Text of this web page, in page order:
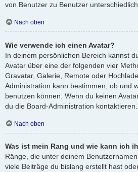
von Benutzer zu Benutzer unterschiedlich
Nach oben
Wie verwende ich einen Avatar?
In deinem persönlichen Bereich kannst
Avatar über eine der folgenden vier
Gravatar, Galerie, Remote oder
Administration kann bestimmen, ob und
benutzen können. Wenn du keinen
du die Board-Administration kontaktieren.
Nach oben
Was ist mein Rang und wie kann ich
Ränge, die unter deinem
viele Beiträge du bislang erstellt hast